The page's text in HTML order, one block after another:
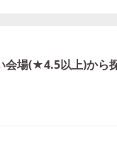
会場(★4.5以上)から